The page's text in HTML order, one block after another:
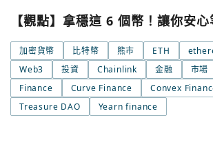
【觀點】拿穩這 6 個幣！讓你安
加密貨幣 比特幣 熊市 ETH
Web3
投資 Chainlink 金融 市場
Finance
Curve Finance
Convex
Treasure DAO
Yearn finance